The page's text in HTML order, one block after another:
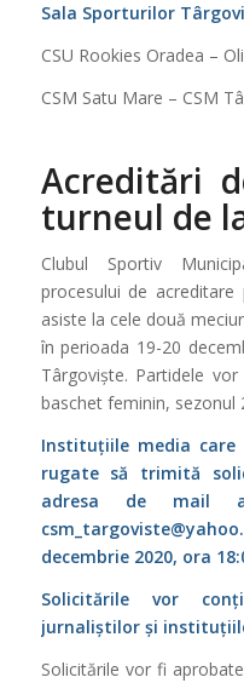
Sala Sporturilor
CSU Rookies Oradea –
CSM Satu Mare – CSM
Acreditări
turneul de
Clubul Sportiv
procesului de
asiste la cele două
în perioada 19-20
Târgoviște. Partidele
baschet feminin, sezonul
Instituțiile media care
rugate să trimită
adresa de mail
decembrie 2020, ora
Solicitările vor
jurnaliștilor și
Solicitările vor fi